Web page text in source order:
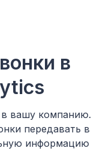
в
в вашу компанию.
передавать в
информацию